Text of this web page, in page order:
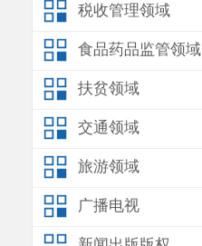
税收管理领域
食品药品监管领域
扶贫领域
交通领域
旅游领域
广播电视